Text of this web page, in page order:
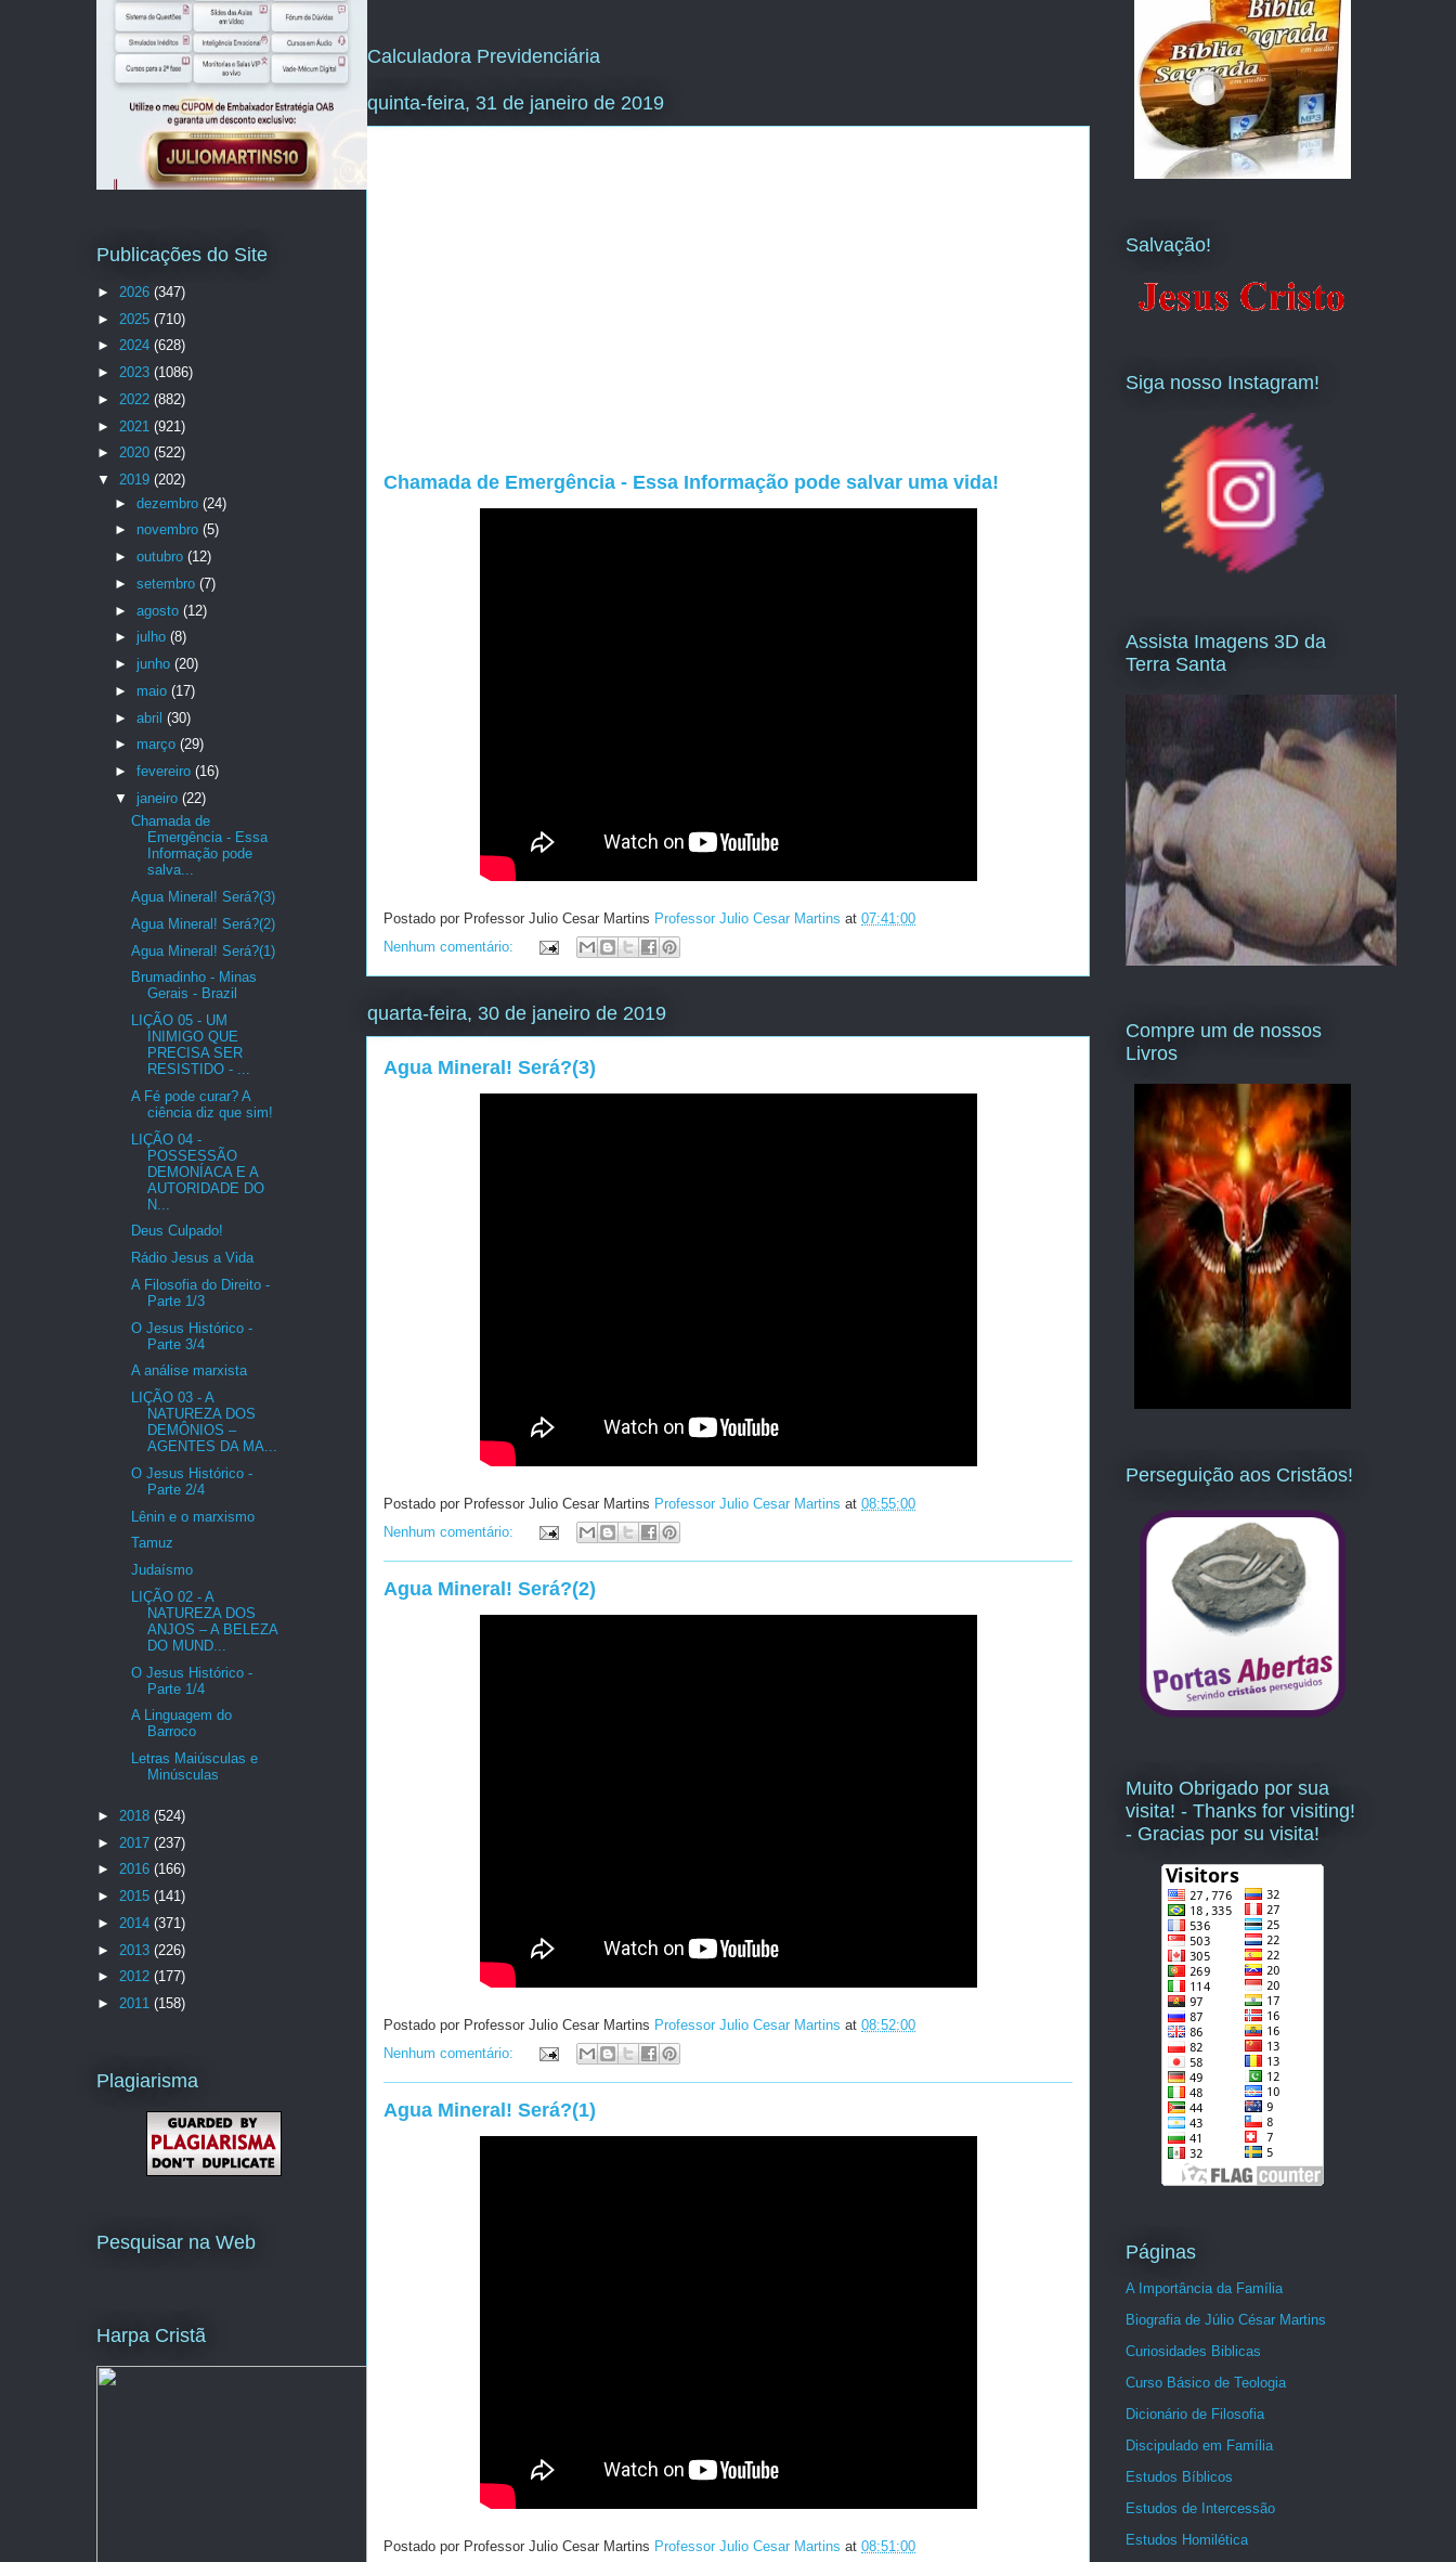
Calculadora Previdenciária
quinta-feira, 31 de janeiro de 2019
Chamada de Emergência - Essa Informação pode salvar uma vida!
Postado por Professor Julio Cesar Martins Professor Julio Cesar Martins at 07:41:00
Nenhum comentário:
quarta-feira, 30 de janeiro de 2019
Agua Mineral! Será?(3)
Postado por Professor Julio Cesar Martins Professor Julio Cesar Martins at 08:55:00
Nenhum comentário:
Agua Mineral! Será?(2)
Postado por Professor Julio Cesar Martins Professor Julio Cesar Martins at 08:52:00
Nenhum comentário:
Agua Mineral! Será?(1)
Postado por Professor Julio Cesar Martins Professor Julio Cesar Martins at 08:51:00
Publicações do Site
► 2026 (347)
► 2025 (710)
► 2024 (628)
► 2023 (1086)
► 2022 (882)
► 2021 (921)
► 2020 (522)
▼ 2019 (202)
► dezembro (24)
► novembro (5)
► outubro (12)
► setembro (7)
► agosto (12)
► julho (8)
► junho (20)
► maio (17)
► abril (30)
► março (29)
► fevereiro (16)
▼ janeiro (22)
Chamada de
Emergência - Essa
Informação pode
salva...
Agua Mineral! Será?(3)
Agua Mineral! Será?(2)
Agua Mineral! Será?(1)
Brumadinho - Minas
Gerais - Brazil
LIÇÃO 05 - UM
INIMIGO QUE
PRECISA SER
RESISTIDO - ...
A Fé pode curar? A
ciência diz que sim!
LIÇÃO 04 -
POSSESSÃO
DEMONÍACA E A
AUTORIDADE DO
N...
Deus Culpado!
Rádio Jesus a Vida
A Filosofia do Direito -
Parte 1/3
O Jesus Histórico -
Parte 3/4
A análise marxista
LIÇÃO 03 - A
NATUREZA DOS
DEMÔNIOS –
AGENTES DA MA...
O Jesus Histórico -
Parte 2/4
Lênin e o marxismo
Tamuz
Judaísmo
LIÇÃO 02 - A
NATUREZA DOS
ANJOS – A BELEZA
DO MUND...
O Jesus Histórico -
Parte 1/4
A Linguagem do
Barroco
Letras Maiúsculas e
Minúsculas
► 2018 (524)
► 2017 (237)
► 2016 (166)
► 2015 (141)
► 2014 (371)
► 2013 (226)
► 2012 (177)
► 2011 (158)
Plagiarisma
Pesquisar na Web
Harpa Cristã
Salvação!
Siga nosso Instagram!
Assista Imagens 3D da
Terra Santa
Compre um de nossos
Livros
Perseguição aos Cristãos!
Muito Obrigado por sua
visita! - Thanks for visiting!
- Gracias por su visita!
Páginas
A Importância da Família
Biografia de Júlio César Martins
Curiosidades Biblicas
Curso Básico de Teologia
Dicionário de Filosofia
Discipulado em Família
Estudos Bíblicos
Estudos de Intercessão
Estudos Homilética